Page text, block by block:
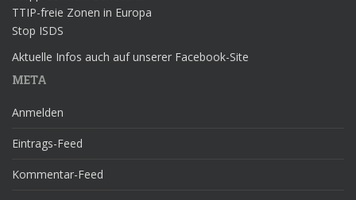
TTIP-freie Zonen in Europa
Stop ISDS
Aktuelle Infos auch auf unserer Facebook-Site
META
Anmelden
Eintrags-Feed
Kommentar-Feed